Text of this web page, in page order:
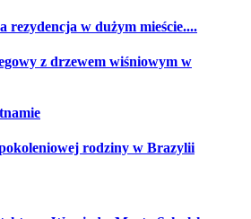
rezydencja w dużym mieście....
z drzewem wiśniowym w
rodziny w Brazylii